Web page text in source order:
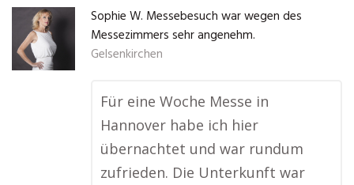
Sophie W. Messebesuch war wegen des
Messezimmers sehr angenehm.
Gelsenkirchen
Für eine Woche Messe in
Hannover habe ich hier
übernachtet und war rundum
zufrieden. Die Unterkunft war